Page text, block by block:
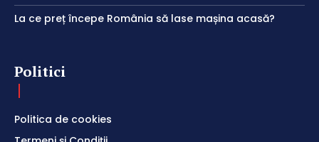
La ce preț începe România să lase mașina acasă?
Politici
Politica de cookies